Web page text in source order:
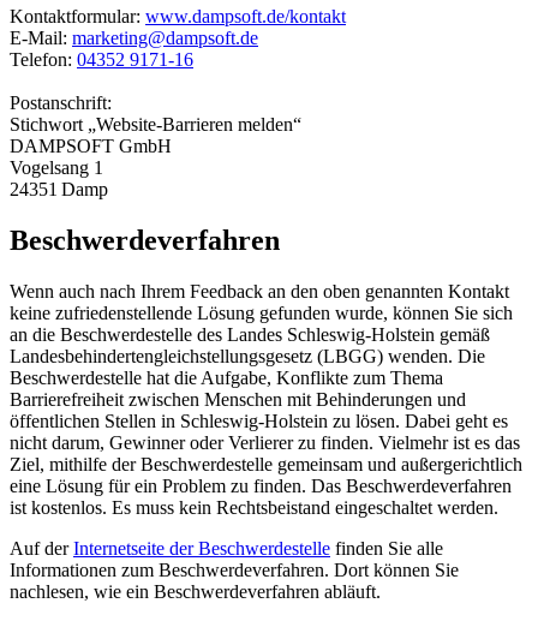
Kontaktformular: www.dampsoft.de/kontakt
E-Mail: marketing@dampsoft.de
Telefon: 04352 9171-16
Postanschrift:
Stichwort „Website-Barrieren melden“
DAMPSOFT GmbH
Vogelsang 1
24351 Damp
Beschwerdeverfahren
Wenn auch nach Ihrem Feedback an den oben genannten Kontakt
keine zufriedenstellende Lösung gefunden wurde, können Sie sich
an die Beschwerdestelle des Landes Schleswig-Holstein gemäß
Landesbehindertengleichstellungsgesetz (LBGG) wenden. Die
Beschwerdestelle hat die Aufgabe, Konflikte zum Thema
Barrierefreiheit zwischen Menschen mit Behinderungen und
öffentlichen Stellen in Schleswig-Holstein zu lösen. Dabei geht es
nicht darum, Gewinner oder Verlierer zu finden. Vielmehr ist es das
Ziel, mithilfe der Beschwerdestelle gemeinsam und außergerichtlich
eine Lösung für ein Problem zu finden. Das Beschwerdeverfahren
ist kostenlos. Es muss kein Rechtsbeistand eingeschaltet werden.
Auf derInternetseite der Beschwerdestelle finden Sie alle
Informationen zum Beschwerdeverfahren. Dort können Sie
nachlesen, wie ein Beschwerdeverfahren abläuft.